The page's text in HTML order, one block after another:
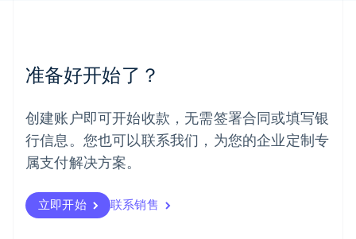
准备好开始了？
创建账户即可开始收款，无需签署合同或填写银
行信息。您也可以联系我们，为您的企业定制专
属支付解决方案。
立即开始 联系销售
墨西哥
EspañolEnglish
English
葡萄牙
PortuguêsEnglish
日本
瑞典
Svenska English
瑞士